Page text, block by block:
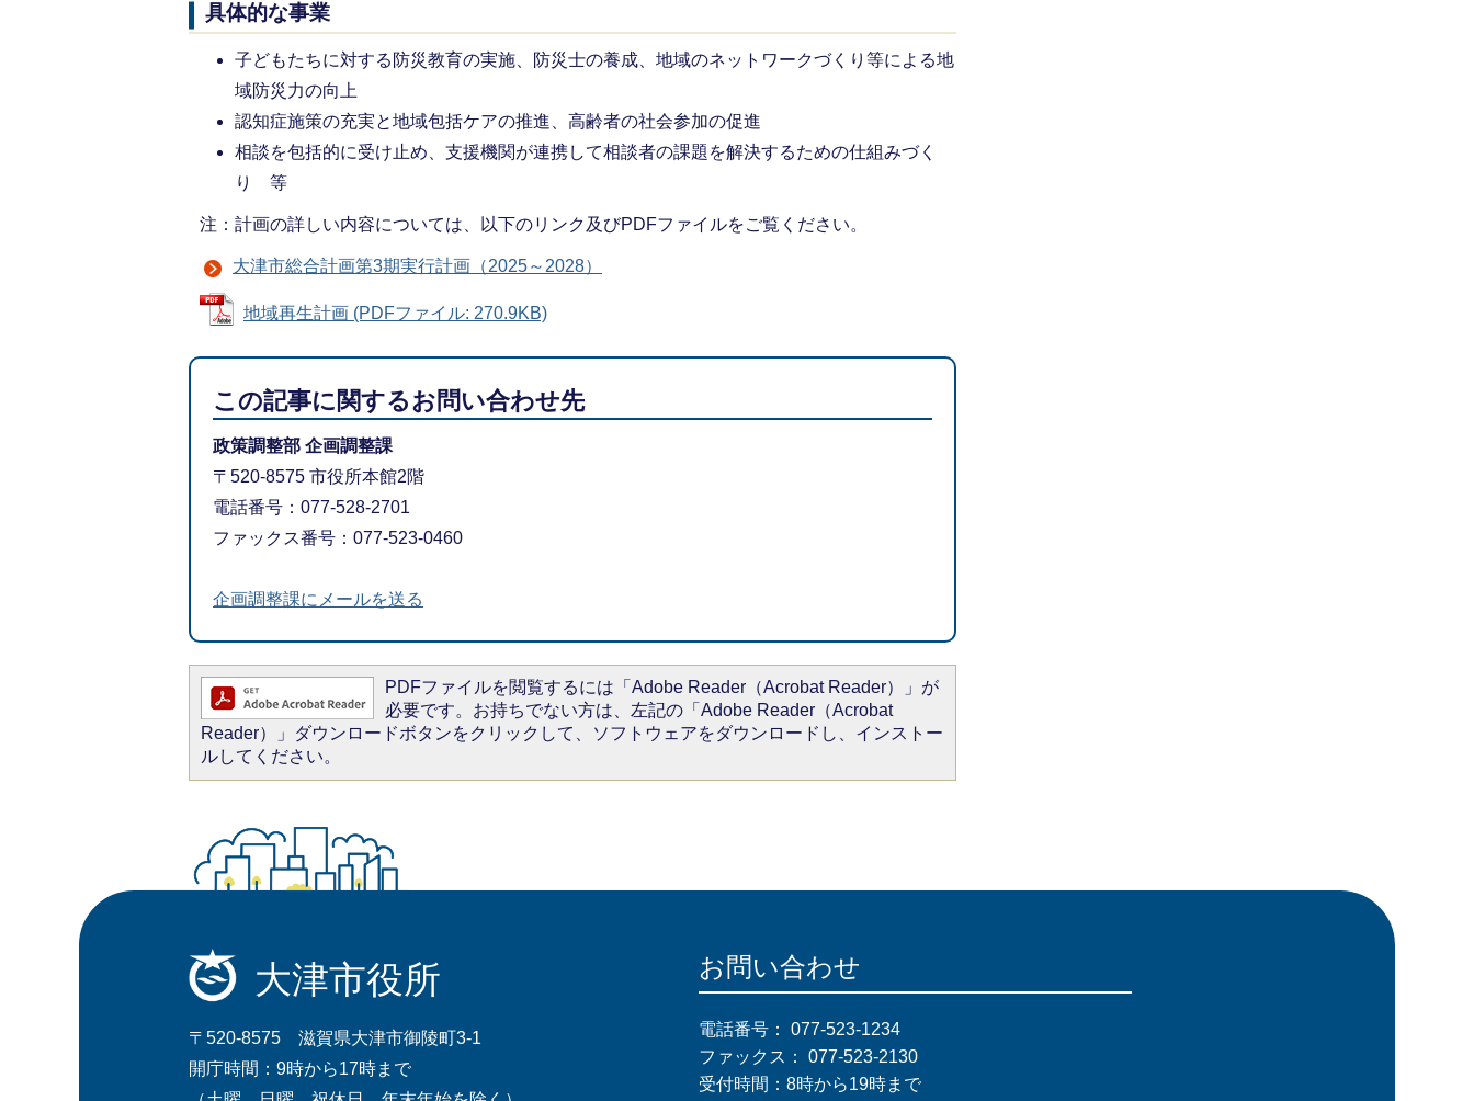
具体的な事業
子どもたちに対する防災教育の実施、防災士の養成、地域のネットワークづくり等による地
域防災力の向上
認知症施策の充実と地域包括ケアの推進、高齢者の社会参加の促進
相談を包括的に受け止め、支援機関が連携して相談者の課題を解決するための仕組みづく
り 等
注：計画の詳しい内容については、以下のリンク及びPDFファイルをご覧ください。
大津市総合計画第3期実行計画（2025～2028）
地域再生計画 (PDFファイル: 270.9KB)
この記事に関するお問い合わせ先
政策調整部 企画調整課
〒520-8575 市役所本館2階
電話番号：077-528-2701
ファックス番号：077-523-0460
企画調整課にメールを送る
PDFファイルを閲覧するには「Adobe Reader（Acrobat Reader）」が
必要です。お持ちでない方は、左記の「Adobe Reader（Acrobat
Reader）」ダウンロードボタンをクリックして、ソフトウェアをダウンロードし、インストー
ルしてください。
大津市役所
〒520-8575 滋賀県大津市御陵町3-1
開庁時間：9時から17時まで
お問い合わせ
電話番号： 077-523-1234
ファックス： 077-523-2130
受付時間：8時から19時まで